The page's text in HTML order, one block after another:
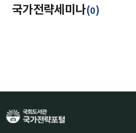
국가전략세미나(0)